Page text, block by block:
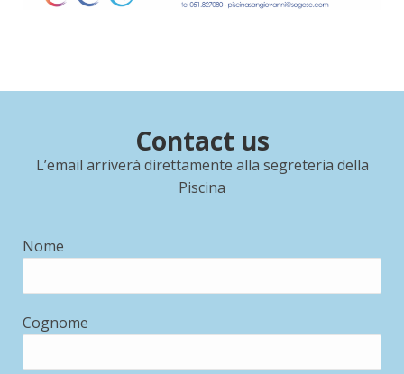
Contact us
L’email arriverà direttamente alla segreteria della
Piscina
Nome
Cognome